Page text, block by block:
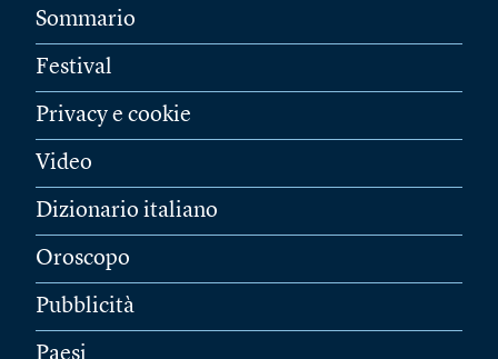
Sommario
Festival
Privacy e cookie
Video
Dizionario italiano
Oroscopo
Pubblicità